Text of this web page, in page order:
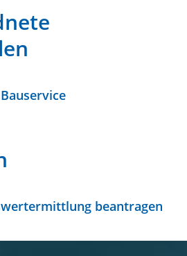
beantragen